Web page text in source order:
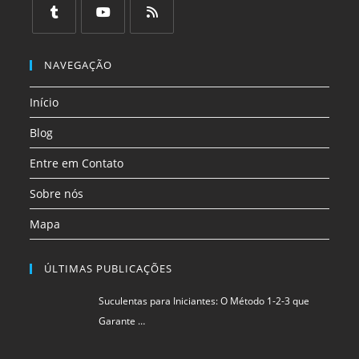
uma
aba
em
uma
aba
uma
em
nova
aba
em
aba
aba
NAVEGAÇÃO
Início
Blog
Entre em Contato
Sobre nós
Mapa
ÚLTIMAS PUBLICAÇÕES
Suculentas para Iniciantes: O Método 1-2-3 que
Garante …